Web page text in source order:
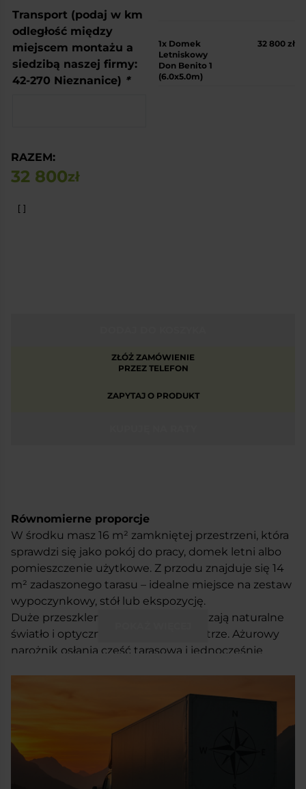
Równomierne proporcje
W środku masz 16 m² zamkniętej przestrzeni, która
sprawdzi się jako pokój do pracy, domek letni albo
pomieszczenie użytkowe. Z przodu znajduje się 14
m² zadaszonego tarasu – idealne miejsce na zestaw
wypoczynkowy, stół lub ekspozycję.
Duże przeszklenia od frontu wpuszczają naturalne
światło i optycznie powiększają wnętrze. Ażurowy
narożnik osłania część tarasową i jednocześnie
użytkowania. Konstrukcja jest czytelna, przejrzysta i
gotowa do różnych zastosowań – od prywatnych po
Don Benito to prosta, przemyślana forma.
Pasuje do ogrodu, na działkę, przy firmie – tam,
gdzie liczy się funkcja i wygląd w jednym.
Transport (podaj w km
odległość między
miejscem montażu a
siedzibą naszej firmy:
42-270 Nieznanice) *
1x Domek
Letniskowy
Don Benito 1
(6.0x5.0m)
32 800 zł
RAZEM:
32 800zł
ZŁÓŻ ZAMÓWIENIE
PRZEZ TELEFON
ZAPYTAJ O PRODUKT